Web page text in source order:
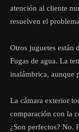
atención al cliente
resuelven el
Otros juguetes están
Fugas de agua. La
inalámbrica, aunque
La cámara exterior
comparación con la
¿Son perfectos? No.